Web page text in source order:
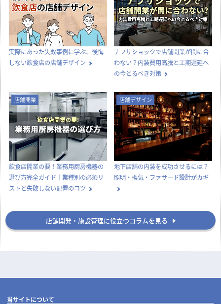
実際にあった失敗事例に学ぶ、後悔
しない飲食店の店舗デザイン
ナフサショックで店舗開業が間に合
わない？内装費用高騰と工期遅延へ
の今とるべき対策
店舗開業
飲食店開業の要！業務用厨房機器の
選び方完全ガイド｜業種別の必須リ
ストと失敗しない配置のコツ
店舗デザイン
地下店舗の内装を成功させるには？
照明・換気・ファサード設計がカギ
店舗開発・施設管理に役立つコラムを見る
当サイトについて